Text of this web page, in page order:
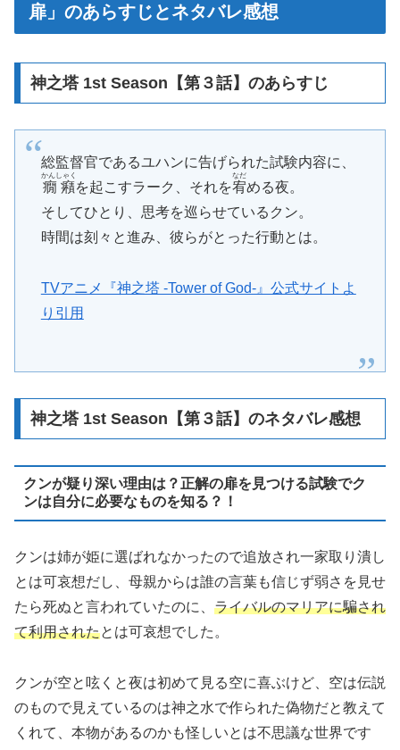
扉」のあらすじとネタバレ感想
神之塔 1st Season【第３話】のあらすじ
総監督官であるユハンに告げられた試験内容に、
癇癪
かんしゃく
を起こすラーク、それを宥
なだ
める夜。
そしてひとり、思考を巡らせているクン。
時間は刻々と進み、彼らがとった行動とは。
TVアニメ『神之塔 -Tower of God-』公式サイトよ
り引用
神之塔 1st Season【第３話】のネタバレ感想
クンが疑り深い理由は？正解の扉を見つける試験でク
ンは自分に必要なものを知る？！
クンは姉が姫に選ばれなかったので追放され一家取り潰し
とは可哀想だし、母親からは誰の言葉も信じず弱さを見せ
たら死ぬと言われていたのに、 ライバルのマリアに騙され
て利用されたとは可哀想でした。
クンが空と呟くと夜は初めて見る空に喜ぶけど、空は伝説
のもので見えているのは神之水で作られた偽物だと教えて
くれて、本物があるのかも怪しいとは不思議な世界です